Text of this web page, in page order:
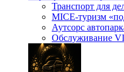
Транспорт для
MICE-туризм
Аутсорс
Обслуживание